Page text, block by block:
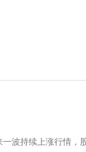
波持续上涨行情，